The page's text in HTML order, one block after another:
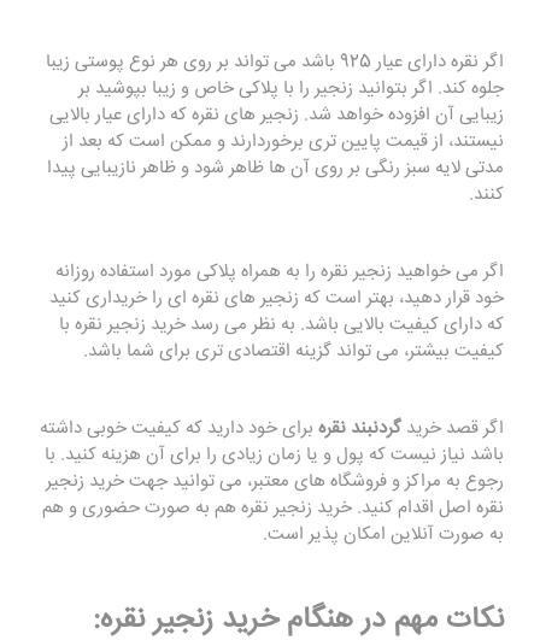
اگر نقره دارای عیار 925 باشد می تواند بر روی هر نوع پوستی زیبا
جلوه کند. اگر بتوانید زنجیر را با پلاکی خاص و زیبا بپوشید بر
زیبایی آن افزوده خواهد شد. زنجیر های نقره که دارای عیار بالایی
نیستند، از قیمت پایین تری برخوردارند و ممکن است که بعد از
مدتی لایه سبز رنگی بر روی آن ها ظاهر شود و ظاهر نازیبایی پیدا
کنند.
اگر می خواهید زنجیر نقره را به همراه پلاکی مورد استفاده روزانه
خود قرار دهید، بهتر است که زنجیر های نقره ای را خریداری کنید
که دارای کیفیت بالایی باشد. به نظر می رسد خرید زنجیر نقره با
کیفیت بیشتر، می تواند گزینه اقتصادی تری برای شما باشد.
اگر قصد خرید گردنبند نقره برای خود دارید که کیفیت خوبی داشته
باشد نیاز نیست که پول و یا زمان زیادی را برای آن هزینه کنید. با
رجوع به مراکز و فروشگاه های معتبر، می توانید جهت خرید زنجیر
نقره اصل اقدام کنید. خرید زنجیر نقره هم به صورت حضوری و هم
به صورت آنلاین امکان پذیر است.
نکات مهم در هنگام خرید زنجیر نقره: